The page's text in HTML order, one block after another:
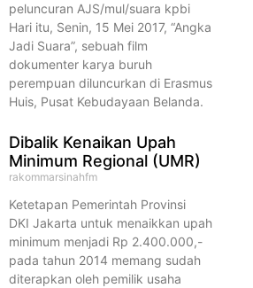
peluncuran AJS/mul/suara kpbi
Hari itu, Senin, 15 Mei 2017, “Angka
Jadi Suara”, sebuah film
dokumenter karya buruh
perempuan diluncurkan di Erasmus
Huis, Pusat Kebudayaan Belanda.
Dibalik Kenaikan Upah
Minimum Regional (UMR)
rakommarsinahfm
Ketetapan Pemerintah Provinsi
DKI Jakarta untuk menaikkan upah
minimum menjadi Rp 2.400.000,-
pada tahun 2014 memang sudah
diterapkan oleh pemilik usaha